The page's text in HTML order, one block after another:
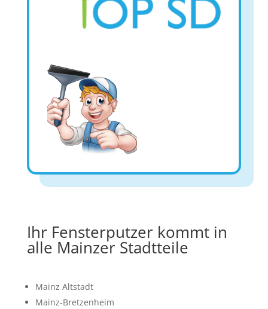
Ihr Fensterputzer kommt in
alle Mainzer Stadtteile
Mainz Altstadt
Mainz-Bretzenheim